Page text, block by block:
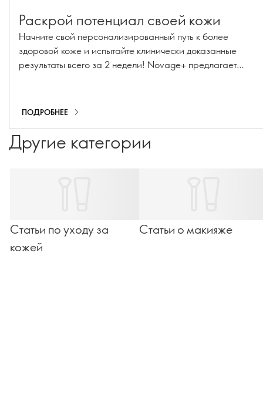
Раскрой потенциал своей кожи
Начните свой персонализированный путь к более
здоровой коже и испытайте клинически доказанные
результаты всего за 2 недели! Novage+ предлагает
ПОДРОБНЕЕ
Другие категории
Статьи по уходу за
кожей
Статьи о макияже